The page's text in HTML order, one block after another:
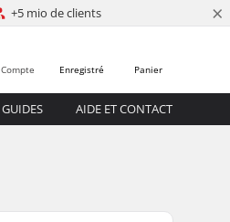
+5 mio de clients ×
Panier
Enregistré
Compte
GUIDES AIDE ET CONTACT